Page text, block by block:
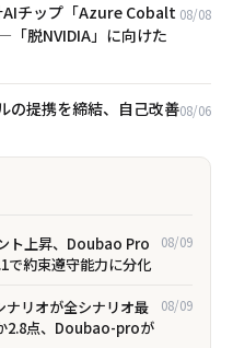
AIチップ「Azure Cobalt
脱NVIDIA」に向けた
08/08
提携を締結、自己改善08/06
ト上昇、Doubao Pro
で約束遵守能力に分化
08/09
ナリオが全シナリオ最
2.8点、Doubao-proが
08/09